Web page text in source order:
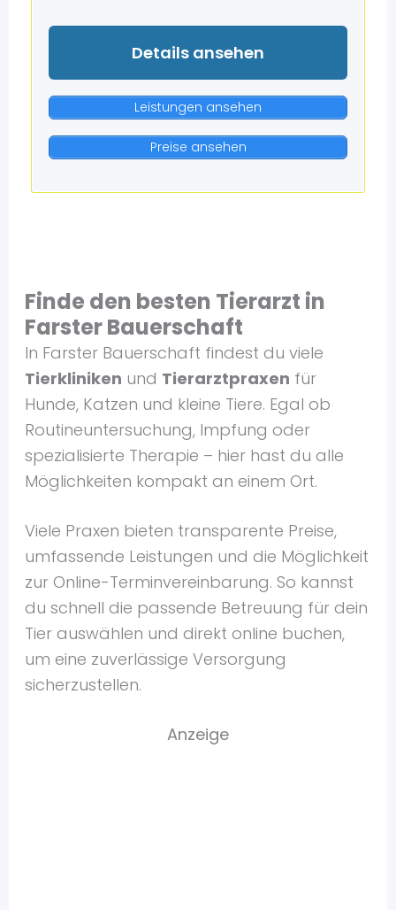
Details ansehen
Leistungen ansehen
Preise ansehen
Finde den besten Tierarzt in
Farster Bauerschaft
In Farster Bauerschaft findest du viele
Tierkliniken und Tierarztpraxen für
Hunde, Katzen und kleine Tiere. Egal ob
Routineuntersuchung, Impfung oder
spezialisierte Therapie – hier hast du alle
Möglichkeiten kompakt an einem Ort.
Viele Praxen bieten transparente Preise,
umfassende Leistungen und die Möglichkeit
zur Online-Terminvereinbarung. So kannst
du schnell die passende Betreuung für dein
Tier auswählen und direkt online buchen,
um eine zuverlässige Versorgung
sicherzustellen.
Anzeige